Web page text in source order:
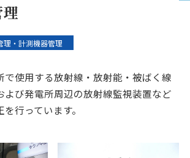
理・計測機器管理
で使用する放射線・放射能・被ばく線
よび発電所周辺の放射線監視装置など
行っています。